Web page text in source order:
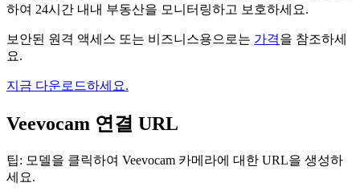
하여 24시간 내내 부동산을 모니터링하고 보호하세요.
보안된 원격 액세스 또는 비즈니스용으로는 가격을 참조하세
요.
지금 다운로드하세요.
Veevocam 연결 URL
팁: 모델을 클릭하여 Veevocam 카메라에 대한 URL을 생성하
세요.